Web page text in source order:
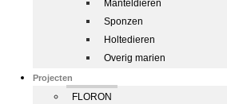
Manteldieren
Sponzen
Holtedieren
Overig marien
Projecten
FLORON